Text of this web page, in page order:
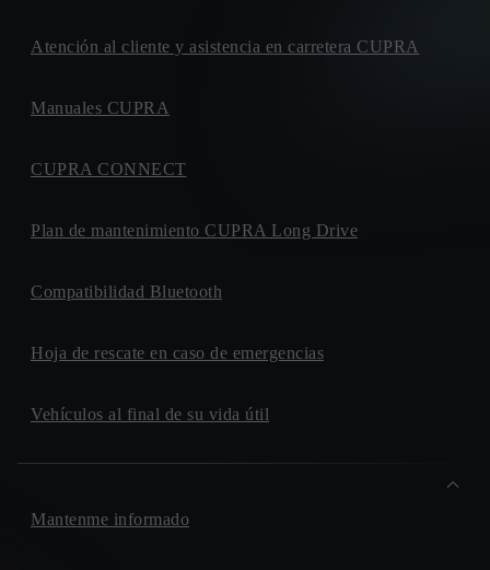
Atención al cliente y asistencia en carretera CUPRA
Manuales CUPRA
CUPRA CONNECT
Plan de mantenimiento CUPRA Long Drive
Compatibilidad Bluetooth
Hoja de rescate en caso de emergencias
Vehículos al final de su vida útil
Mantenme informado